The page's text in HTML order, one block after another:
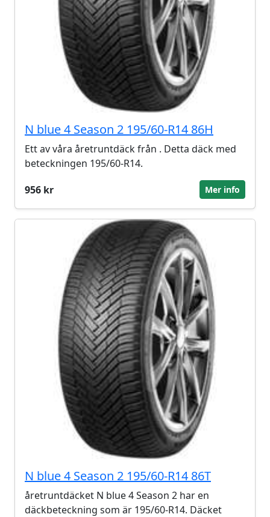
N blue 4 Season 2 195/60-R14 86H
Ett av våra åretruntdäck från . Detta däck med
beteckningen 195/60-R14.
956 kr
Mer info
N blue 4 Season 2 195/60-R14 86T
åretruntdäcket N blue 4 Season 2 har en
däckbeteckning som är 195/60-R14. Däcket